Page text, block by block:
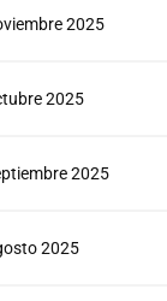
2025
2025
2025
2025